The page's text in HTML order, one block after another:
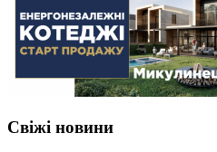
Свіжі новини